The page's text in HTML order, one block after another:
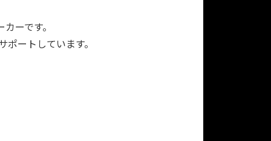
ーです。
ートしています。